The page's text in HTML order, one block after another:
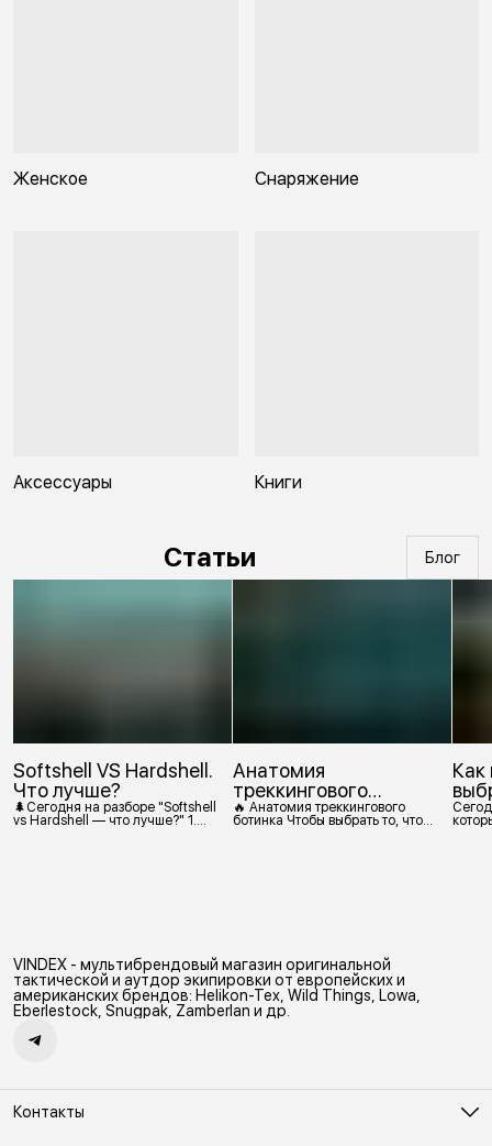
Женское Снаряжение
Аксессуары Книги
Статьи Блог
Softshell VS Hardshell.
Что лучше?
🌲Сегодня на разборе "Softshell
vs Hardshell — что лучше?" 1.
эластичной тканью. •
Ветрозащитный мембранный
Softshell Демисезонная гор
Анатомия
треккингового
ботинка
🔥 Анатомия треккингового
ботинка Чтобы выбрать то, что
пропорциях. Обеспечивает
сцепление с поверхностью,
защиту от истрирания и износа,
а также безопасность. 2
Как
VINDEX - мультибрендовый магазин оригинальной
тактической и аутдор экипировки от европейских и
американских брендов: Helikon-Tex, Wild Things, Lowa,
Eberlestock, Snugpak, Zamberlan и др.
Контакты